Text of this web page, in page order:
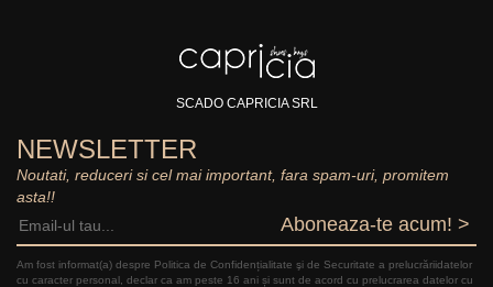
SCADO CAPRICIA SRL
NEWSLETTER
Noutati, reduceri si cel mai important, fara spam-uri, promitem
asta!!
Aboneaza-te acum! >
Am fost informat(a) despre Politica de Confidențialitate şi de Securitate a prelucrăriidatelor
cu caracter personal, declar ca am peste 16 ani și sunt de acord cu prelucrarea datelor cu